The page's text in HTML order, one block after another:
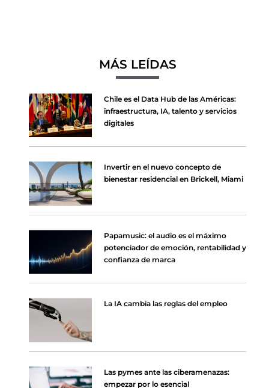
MÁS LEÍDAS
Chile es el Data Hub de las Américas:
infraestructura, IA, talento y servicios
digitales
Invertir en el nuevo concepto de
bienestar residencial en Brickell, Miami
Papamusic: el audio es el máximo
potenciador de emoción, rentabilidad y
confianza de marca
La IA cambia las reglas del empleo
Las pymes ante las ciberamenazas:
empezar por lo esencial